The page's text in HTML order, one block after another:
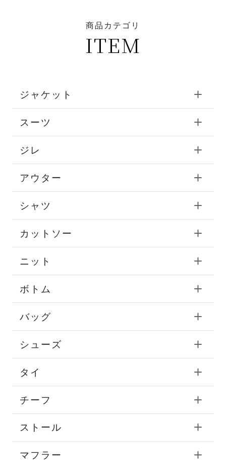
商品カテゴリ
ITEM
ジャケット
スーツ
ジレ
アウター
シャツ
カットソー
ニット
ボトム
バッグ
シューズ
タイ
チーフ
ストール
マフラー